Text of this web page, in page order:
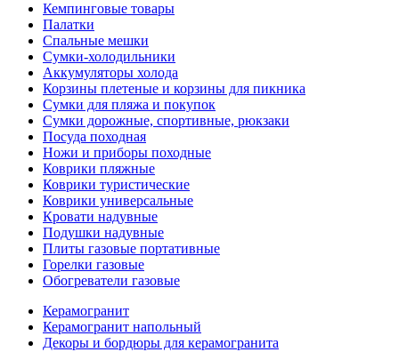
Кемпинговые товары
Палатки
Спальные мешки
Сумки-холодильники
Аккумуляторы холода
Корзины плетеные и корзины для пикника
Сумки для пляжа и покупок
Сумки дорожные, спортивные, рюкзаки
Посуда походная
Ножи и приборы походные
Коврики пляжные
Коврики туристические
Коврики универсальные
Кровати надувные
Подушки надувные
Плиты газовые портативные
Горелки газовые
Обогреватели газовые
Керамогранит
Керамогранит напольный
Декоры и бордюры для керамогранита